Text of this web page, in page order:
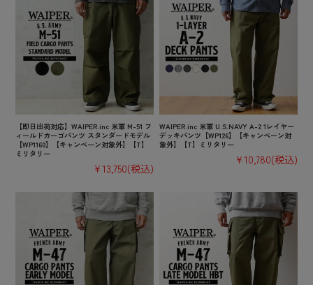
【即日出荷対応】WAIPER.inc 米軍 M-51 フ
ィールドカーゴパンツ スタンダードモデル
【WP1160】【キャンペーン対象外】【T】
ミリタリー
¥13,750(税込)
WAIPER.inc 米軍 U.S.NAVY A-2 1レイヤー
デッキパンツ【WP126】【キャンペーン対
象外】【T】ミリタリー
¥10,780(税込)